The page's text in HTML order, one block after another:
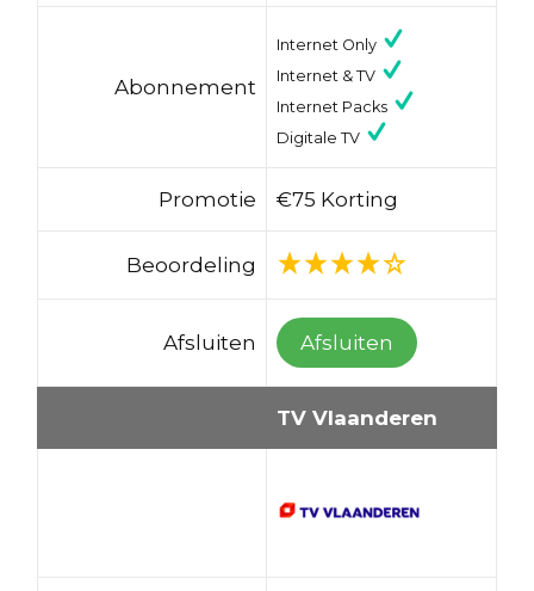
Abonnement
Internet Only
Internet & TV
Internet Packs
Digitale TV
Promotie €75 Korting
Beoordeling
Afsluiten Afsluiten
TV Vlaanderen